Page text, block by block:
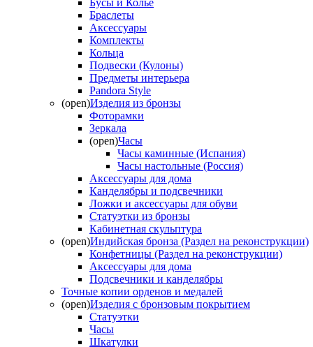
Браслеты
Аксессуары
Комплекты
Кольца
Подвески (Кулоны)
Предметы интерьера
Pandora Style
(open)Изделия из бронзы
Фоторамки
Зеркала
(open)Часы
Часы каминные (Испания)
Часы настольные (Россия)
Аксессуары для дома
Канделябры и подсвечники
Ложки и аксессуары для обуви
Статуэтки из бронзы
Кабинетная скульптура
(open)Индийская бронза (Раздел на реконструкции)
Конфетницы (Раздел на реконструкции)
Аксессуары для дома
Подсвечники и канделябры
Точные копии орденов и медалей
(open)Изделия с бронзовым покрытием
Статуэтки
Часы
Шкатулки